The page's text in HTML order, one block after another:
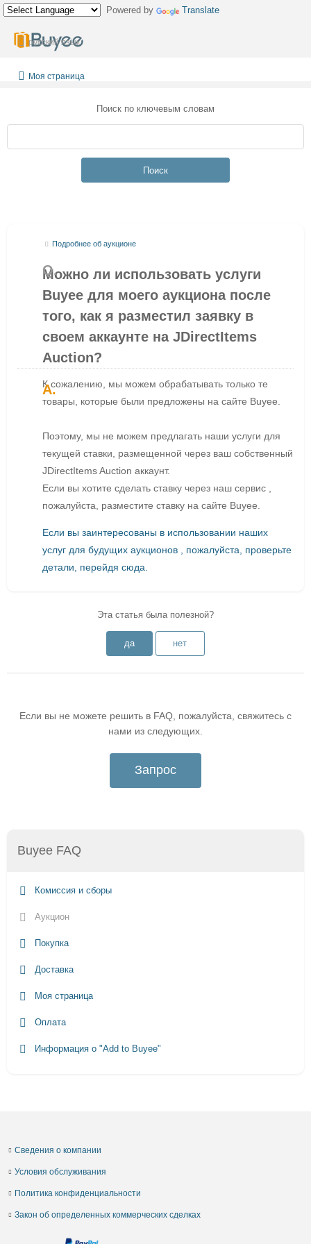
Powered by Translate
русский язык
Моя страница
Поиск по ключевым словам
Поиск
Buyee FAQ
Комиссия и сборы
Аукцион
Покупка
Доставка
Моя страница
Оплата
Информация о "Add to Buyee"
Подробнее об аукционе
Можно ли использовать услуги
Buyee для моего аукциона после
того, как я разместил заявку в
своем аккаунте на JDirectItems
Auction?
К сожалению, мы можем обрабатывать только те
товары, которые были предложены на сайте Buyee.
Поэтому, мы не можем предлагать наши услуги для
текущей ставки, размещенной через ваш собственный
JDirectItems Auction аккаунт.
Если вы хотите сделать ставку через наш сервис ,
пожалуйста, разместите ставку на сайте Buyee.
Если вы заинтересованы в использовании наших
услуг для будущих аукционов , пожалуйста, проверьте
детали, перейдя сюда.
Эта статья была полезной?
да нет
Если вы не можете решить в FAQ, пожалуйста, свяжитесь с
нами из следующих.
Запрос
Сведения о компании
Условия обслуживания
Политика конфиденциальности
Закон об определенных коммерческих сделках